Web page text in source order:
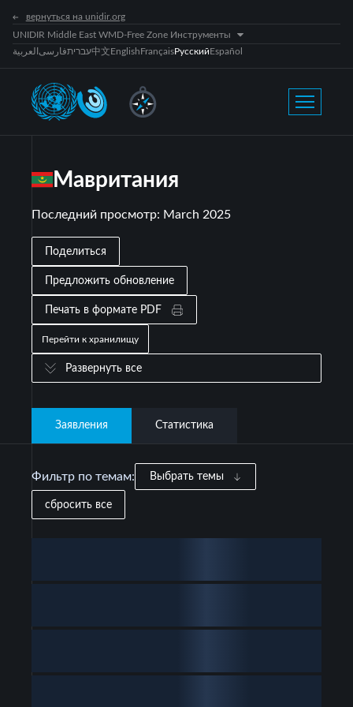
вернуться на unidir.org
UNIDIR Middle East WMD-Free Zone Инструменты
العربية فارسیעברית中文EnglishFrançaisРусскийEspañol
Мавритания
Последний просмотр: March 2025
Поделиться
Предложить обновление
Печать в формате PDF
Перейти к хранилищу
Развернуть все
Заявления Статистика
Фильтр по темам: Выбрать темы
сбросить все